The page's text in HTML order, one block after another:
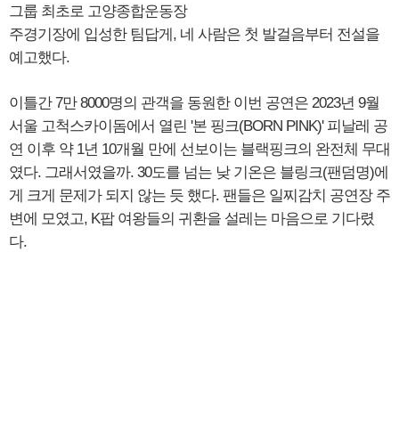
그룹 최초로 고양종합운동장
주경기장에 입성한 팀답게, 네 사람은 첫 발걸음부터 전설을
예고했다.
이틀간 7만 8000명의 관객을 동원한 이번 공연은 2023년 9월
서울 고척스카이돔에서 열린 '본 핑크(BORN PINK)' 피날레 공
연 이후 약 1년 10개월 만에 선보이는 블랙핑크의 완전체 무대
였다. 그래서였을까. 30도를 넘는 낮 기온은 블링크(팬덤명)에
게 크게 문제가 되지 않는 듯 했다. 팬들은 일찌감치 공연장 주
변에 모였고, K팝 여왕들의 귀환을 설레는 마음으로 기다렸
다.